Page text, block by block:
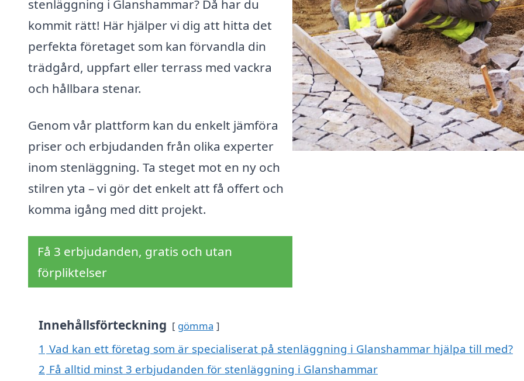
stenläggning i Glanshammar? Då har du
kommit rätt! Här hjälper vi dig att hitta det
perfekta företaget som kan förvandla din
trädgård, uppfart eller terrass med vackra
och hållbara stenar.
Genom vår plattform kan du enkelt jämföra
priser och erbjudanden från olika experter
inom stenläggning. Ta steget mot en ny och
stilren yta – vi gör det enkelt att få offert och
komma igång med ditt projekt.
Få 3 erbjudanden, gratis och utan
förpliktelser
Innehållsförteckning gömma
1 Vad kan ett företag som är specialiserat på stenläggning i Glanshammar hjälpa till med?
2 Få alltid minst 3 erbjudanden för stenläggning i Glanshammar